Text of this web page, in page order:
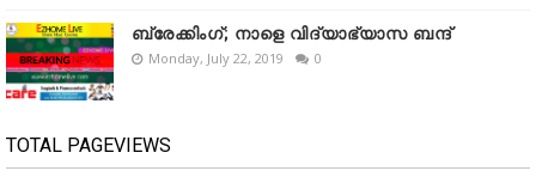
ബ്രേക്കിംഗ്; നാളെ വിദ്യാഭ്യാസ ബന്ദ്
Monday, July 22, 2019 0
TOTAL PAGEVIEWS